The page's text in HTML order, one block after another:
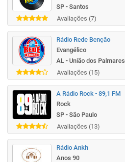
SP - Santos
Avaliações (7)
Rádio Rede Benção
Evangélico
AL - União dos Palmares
Avaliações (15)
A Rádio Rock - 89,1 FM
Rock
SP - São Paulo
Avaliações (13)
Rádio Ankh
Anos 90